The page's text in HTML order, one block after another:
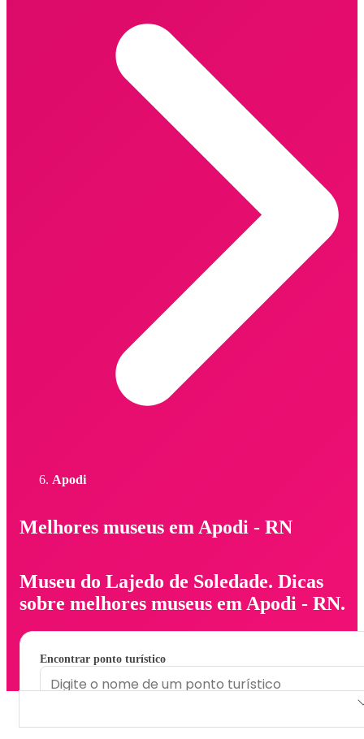
Apodi
Melhores museus em Apodi - RN
Museu do Lajedo de Soledade. Dicas
sobre melhores museus em Apodi - RN.
Encontrar ponto turístico